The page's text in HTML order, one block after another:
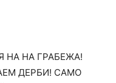
НА НА ГРАБЕЖА!
ДЕРБИ! САМО